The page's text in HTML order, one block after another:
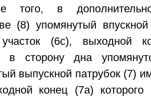
того, в
(8) упомянутый
(6с), выходной
в сторону дна
выпускной патрубок (7)
конец (7а)